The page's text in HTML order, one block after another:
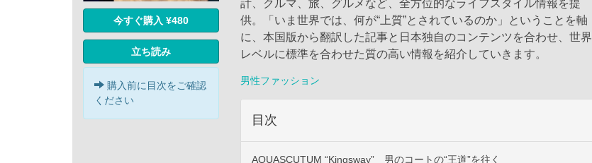
今すぐ購入 ¥480
立ち読み
購入前に目次をご確認
ください
計、クルマ、旅、グルメなど、全方位的なライフスタイル情報を提
供。「いま世界では、何が“上質”とされているのか」ということを軸
に、本国版から翻訳した記事と日本独自のコンテンツを合わせ、世界
レベルに標準を合わせた質の高い情報を紹介していきます。
男性ファッション
目次
AQUASCUTUM “Kingsway” 男のコートの“王道”を往く